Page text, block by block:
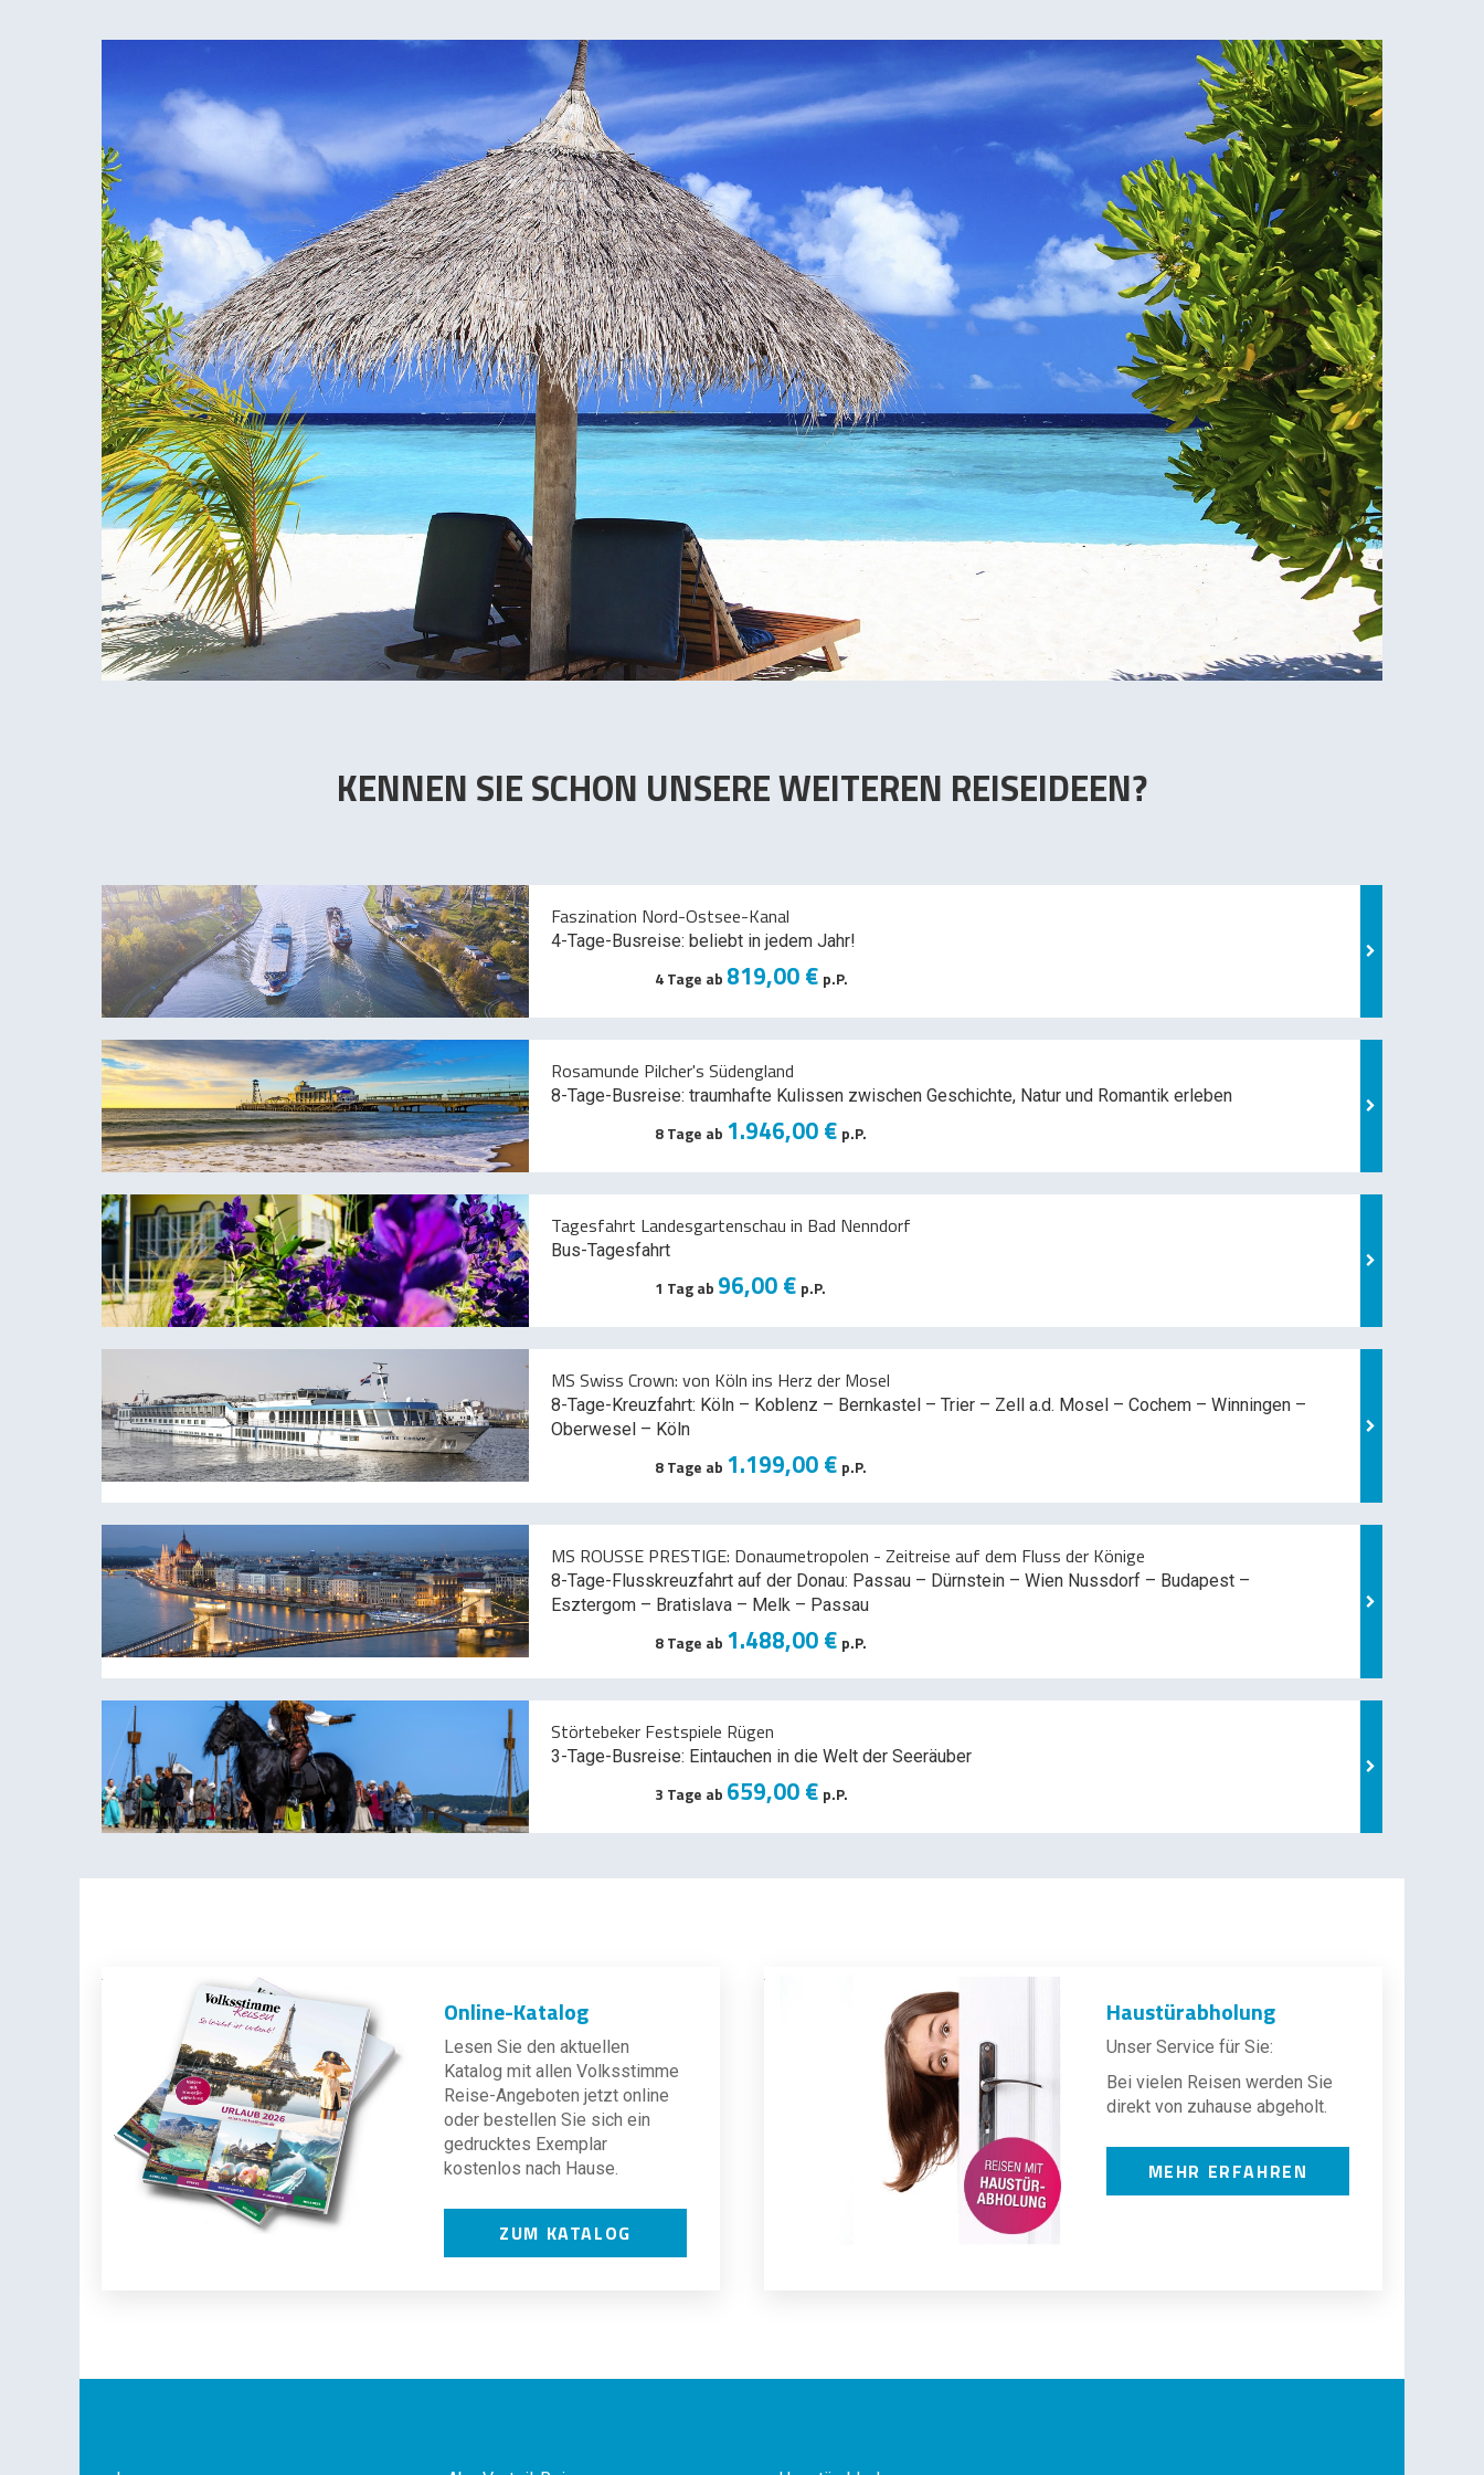
KENNEN SIE SCHON UNSERE WEITEREN REISEIDEEN?
Faszination Nord-Ostsee-Kanal
4-Tage-Busreise: beliebt in jedem Jahr!
4 Tage ab 819,00 € p.P.
Rosamunde Pilcher's Südengland
8-Tage-Busreise: traumhafte Kulissen zwischen Geschichte, Natur und Romantik erleben
8 Tage ab 1.946,00 € p.P.
Tagesfahrt Landesgartenschau in Bad Nenndorf
Bus-Tagesfahrt
1 Tag ab 96,00 € p.P.
MS Swiss Crown: von Köln ins Herz der Mosel
8-Tage-Kreuzfahrt: Köln – Koblenz – Bernkastel – Trier – Zell a.d. Mosel – Cochem – Winningen –
Oberwesel – Köln
8 Tage ab 1.199,00 € p.P.
MS ROUSSE PRESTIGE: Donaumetropolen - Zeitreise auf dem Fluss der Könige
8-Tage-Flusskreuzfahrt auf der Donau: Passau – Dürnstein – Wien Nussdorf – Budapest –
Esztergom – Bratislava – Melk – Passau
8 Tage ab 1.488,00 € p.P.
Störtebeker Festspiele Rügen
3-Tage-Busreise: Eintauchen in die Welt der Seeräuber
3 Tage ab 659,00 € p.P.
Online-Katalog
Lesen Sie den aktuellen
Katalog mit allen Volksstimme
Reise-Angeboten jetzt online
oder bestellen Sie sich ein
gedrucktes Exemplar
kostenlos nach Hause.
ZUM KATALOG
Haustürabholung
Unser Service für Sie:
Bei vielen Reisen werden Sie
direkt von zuhause abgeholt.
MEHR ERFAHREN